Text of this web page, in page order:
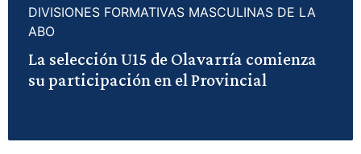
DIVISIONES FORMATIVAS MASCULINAS DE LA
ABO
La selección U15 de Olavarría comienza
su participación en el Provincial